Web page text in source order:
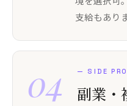
支給もあり
04 — SIDE
副業・